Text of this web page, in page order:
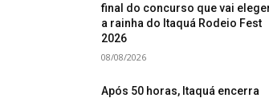
final do concurso que vai
a rainha do Itaquá Rodeio Fest
2026
08/08/2026
Após 50 horas, Itaquá encerra